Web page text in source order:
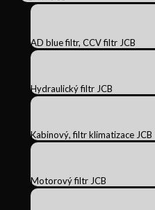
AD blue filtr, CCV filtr JCB
Hydraulický filtr JCB
Kabinový, filtr klimatizace JCB
Motorový filtr JCB